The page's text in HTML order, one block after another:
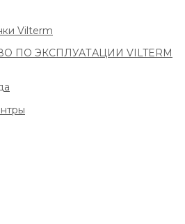
Vilterm
ПО ЭКСПЛУАТАЦИИ VILTERM